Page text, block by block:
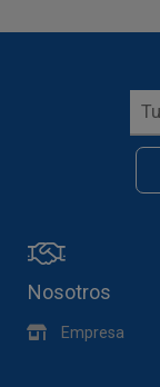
Nosotros
Empresa